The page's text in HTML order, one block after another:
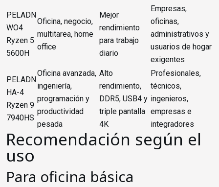
PELADN
WO4
Ryzen 5
5600H
Oficina, negocio,
multitarea, home
office
Mejor
rendimiento
para trabajo
diario
Empresas,
oficinas,
administrativos y
usuarios de hogar
exigentes
PELADN
HA-4
Ryzen 9
7940HS
Oficina avanzada,
ingeniería,
programación y
productividad
pesada
Alto
rendimiento,
DDR5, USB4 y
triple pantalla
4K
Profesionales,
técnicos,
ingenieros,
empresas e
integradores
Recomendación según el
uso
Para oficina básica